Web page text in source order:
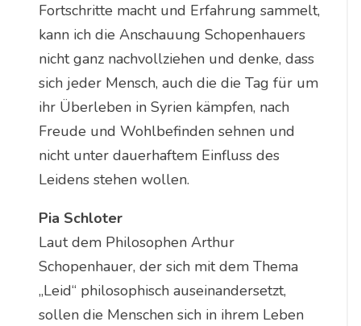
Fortschritte macht und Erfahrung sammelt,
kann ich die Anschauung Schopenhauers
nicht ganz nachvollziehen und denke, dass
sich jeder Mensch, auch die die Tag für um
ihr Überleben in Syrien kämpfen, nach
Freude und Wohlbefinden sehnen und
nicht unter dauerhaftem Einfluss des
Leidens stehen wollen.
Pia Schloter
Laut dem Philosophen Arthur
Schopenhauer, der sich mit dem Thema
„Leid“ philosophisch auseinandersetzt,
sollen die Menschen sich in ihrem Leben